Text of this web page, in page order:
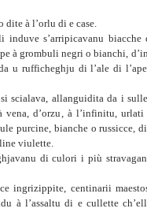
dite à l’orlu di e case.
induve s’arripicavanu
à grombuli negri o bianchi,
u rufficheghju di l’ale di
scialava, allanguidita da i
d’orzu, à l’infinitu,
purcine, bianche o russicce,
viulette.
di culori i più
ingrizippite, centinarii
à l’assaltu di e cullette